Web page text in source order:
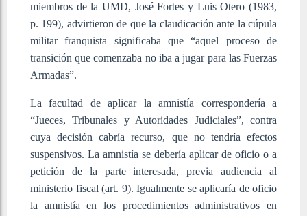
miembros de la UMD, José Fortes y Luis Otero (1983,
p. 199), advirtieron de que la claudicación ante la cúpula
militar franquista significaba que “aquel proceso de
transición que comenzaba no iba a jugar para las Fuerzas
Armadas”.
La facultad de aplicar la amnistía correspondería a
“Jueces, Tribunales y Autoridades Judiciales”, contra
cuya decisión cabría recurso, que no tendría efectos
suspensivos. La amnistía se debería aplicar de oficio o a
petición de la parte interesada, previa audiencia al
ministerio fiscal (art. 9). Igualmente se aplicaría de oficio
la amnistía en los procedimientos administrativos en